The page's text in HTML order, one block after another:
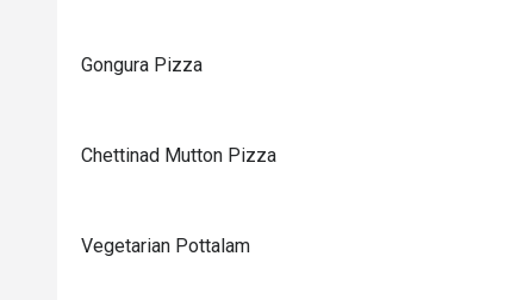
Gongura Pizza
Chettinad Mutton Pizza
Vegetarian Pottalam